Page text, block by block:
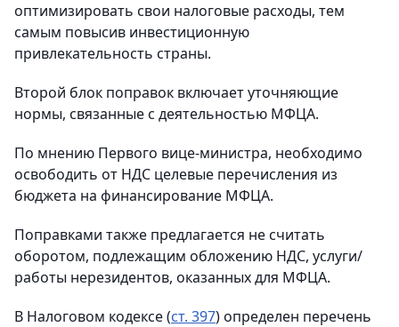
оптимизировать свои налоговые расходы, тем
самым повысив инвестиционную
привлекательность страны.
Второй блок поправок включает уточняющие
нормы, связанные с деятельностью МФЦА.
По мнению Первого вице-министра, необходимо
освободить от НДС целевые перечисления из
бюджета на финансирование МФЦА.
Поправками также предлагается не считать
оборотом, подлежащим обложению НДС, услуги/
работы нерезидентов, оказанных для МФЦА.
В Налоговом кодексе (ст. 397) определен перечень